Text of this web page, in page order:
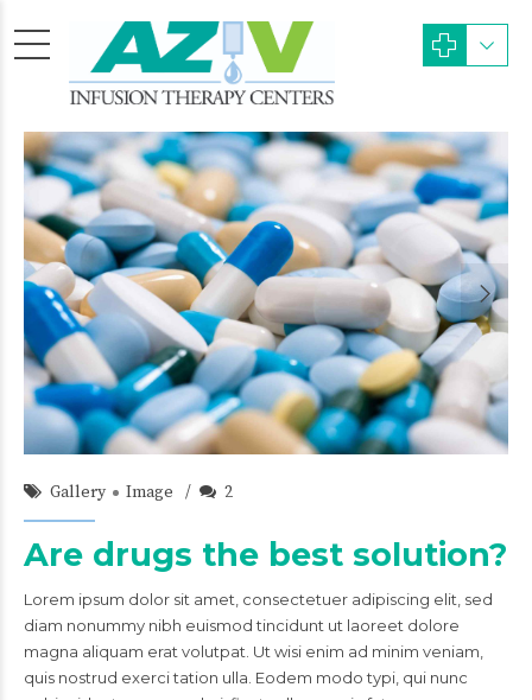
admin
22/Sep/2015
Gallery Image 2
Are drugs the best solution?
Lorem ipsum dolor sit amet, consectetuer adipiscing elit, sed
diam nonummy nibh euismod tincidunt ut laoreet dolore
magna aliquam erat volutpat. Ut wisi enim ad minim veniam,
quis nostrud exerci tation ulla. Eodem modo typi, qui nunc